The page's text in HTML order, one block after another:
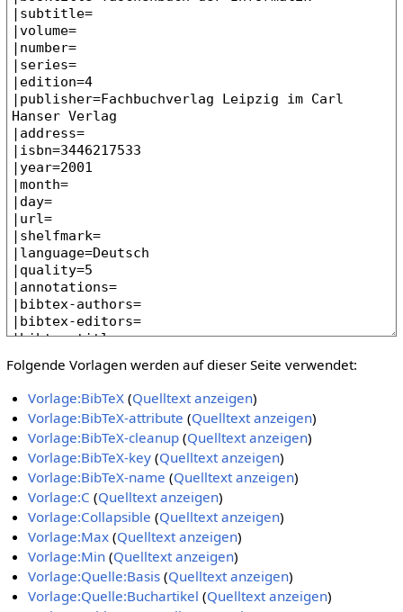
Folgende Vorlagen werden auf dieser Seite verwendet:
Vorlage:BibTeX (Quelltext anzeigen)
Vorlage:BibTeX-attribute (Quelltext anzeigen)
Vorlage:BibTeX-cleanup (Quelltext anzeigen)
Vorlage:BibTeX-key (Quelltext anzeigen)
Vorlage:BibTeX-name (Quelltext anzeigen)
Vorlage:C (Quelltext anzeigen)
Vorlage:Collapsible (Quelltext anzeigen)
Vorlage:Max (Quelltext anzeigen)
Vorlage:Min (Quelltext anzeigen)
Vorlage:Quelle:Basis (Quelltext anzeigen)
Vorlage:Quelle:Buchartikel (Quelltext anzeigen)